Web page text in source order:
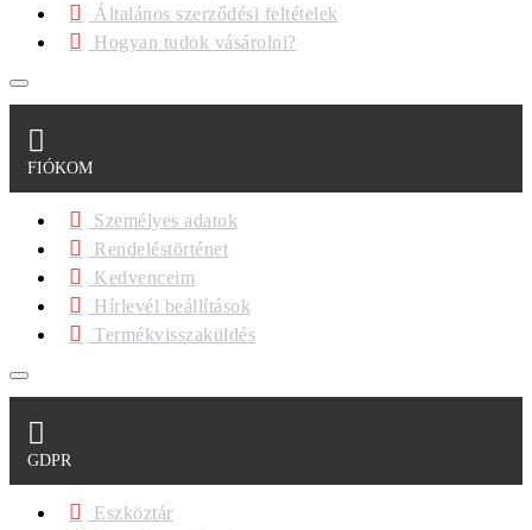
Általános szerződési feltételek
Hogyan tudok vásárolni?
FIÓKOM
Személyes adatok
Rendeléstörténet
Kedvenceim
Hírlevél beállítások
Termékvisszaküldés
GDPR
Eszköztár